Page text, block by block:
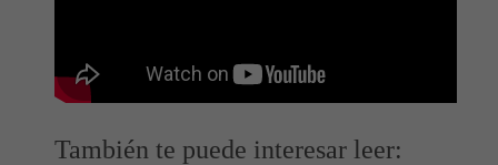
También te puede interesar leer: